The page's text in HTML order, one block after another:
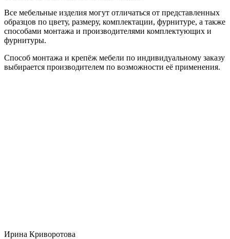
Все мебельные изделия могут отличаться от представленных
образцов по цвету, размеру, комплектации, фурнитуре, а также
способами монтажа и производителями комплектующих и
фурнитуры.
Способ монтажа и крепёж мебели по индивидуальному заказу
выбирается производителем по возможности её применения.
Ирина Криворотова